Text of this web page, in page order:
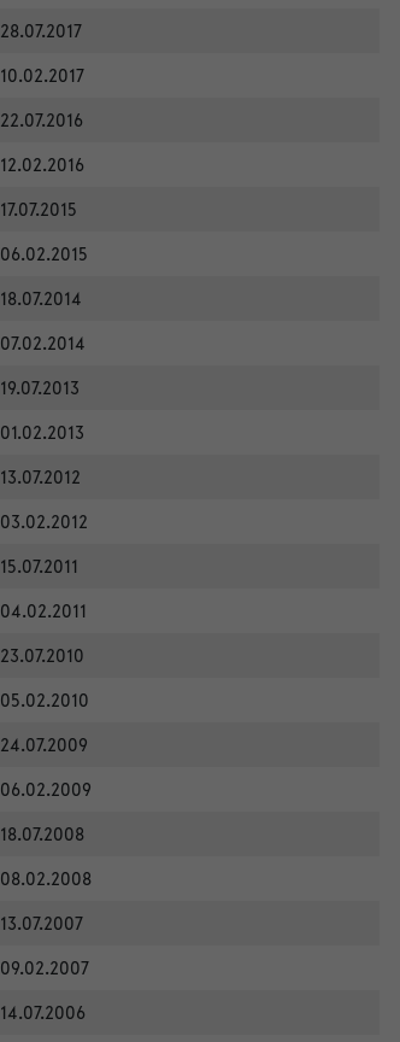
28.07.2017
10.02.2017
22.07.2016
12.02.2016
17.07.2015
06.02.2015
18.07.2014
07.02.2014
19.07.2013
01.02.2013
13.07.2012
03.02.2012
15.07.2011
04.02.2011
23.07.2010
05.02.2010
24.07.2009
06.02.2009
18.07.2008
08.02.2008
13.07.2007
09.02.2007
14.07.2006